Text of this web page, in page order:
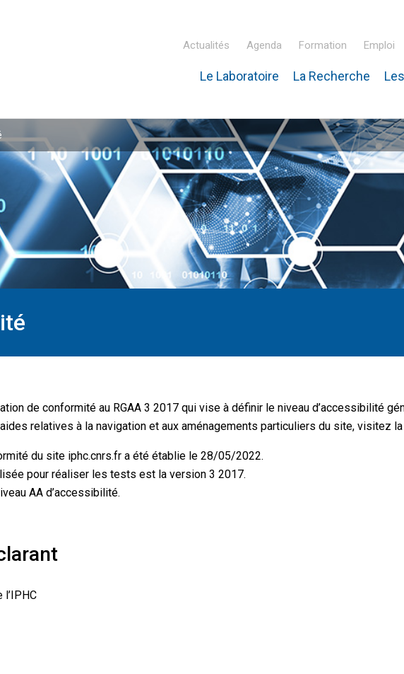
Hubert Curien – IPHC
Actualités Agenda Formation Emploi
Le Laboratoire La Recherche
de conformité au RGAA 3 2017 qui vise à définir le niveau d’accessibilité
relatives à la navigation et aux aménagements particuliers du site, visitez la
du site iphc.cnrs.fr a été établie le 28/05/2022.
pour réaliser les tests est la version 3 2017.
AA d’accessibilité.